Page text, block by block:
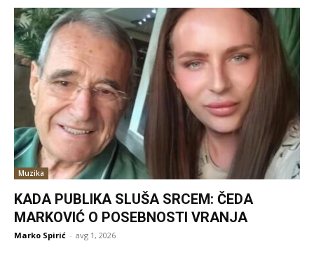
Muzika
KADA PUBLIKA SLUŠA SRCEM: ČEDA
MARKOVIĆ O POSEBNOSTI VRANJA
Marko Spirić - avg 1, 2026